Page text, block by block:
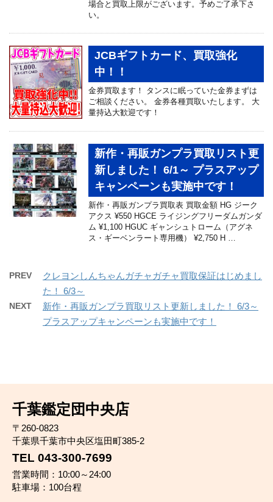
場合と買取上限がございます。予めご了承下さ
い。
JCBギフトカード、買取強化
中！！
金券買取ます！ タンスに眠っていた金券まずは
ご相談ください。 金券各種買取いたします。 大
量持込大歓迎です！
新作・再販ガンプラ買取リスト更
新しました！ 6/1～ プラスアップ
キャンペーンも実施中です！
新作・再販ガンプラ買取表 買取金額 HG ジーク
アクス ¥550 HGCE ライジングフリーダムガンダ
ム ¥1,100 HGUC ギャンシュトローム（アグネ
ス・ギーベンラート専用機） ¥2,750 H …
PREV
クレヨンしんちゃんガチャガチャ買取保証はじめまし
た！ 6/3～
NEXT
新作・再販ガンプラ買取リスト更新しました！ 6/3～
プラスアップキャンペーンも実施中です！
千葉鑑定団中央店
〒260-0823
千葉県千葉市中央区塩田町385-2
TEL 043-300-7699
営業時間：10:00～24:00
駐車場：100台程